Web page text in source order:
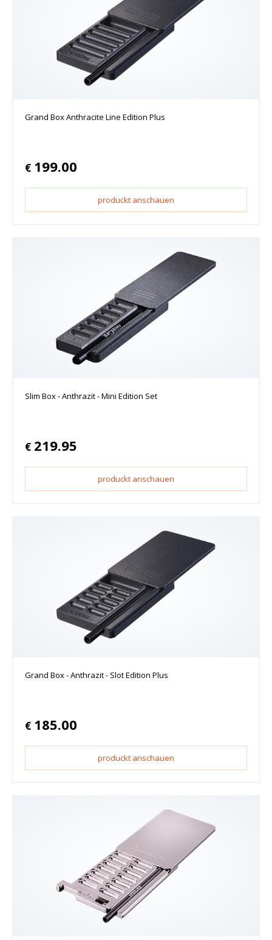
Grand Box Anthracite Line Edition Plus
€ 199.00
produckt anschauen
Slim Box - Anthrazit - Mini Edition Set
€ 219.95
produckt anschauen
Grand Box - Anthrazit - Slot Edition Plus
€ 185.00
produckt anschauen